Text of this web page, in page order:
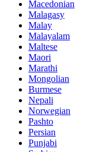
Macedonian
Malagasy
Malay
Malayalam
Maltese
Maori
Marathi
Mongolian
Burmese
Nepali
Norwegian
Pashto
Persian
Punjabi